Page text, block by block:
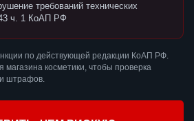
требований технических
ч. 1 КоАП РФ
по действующей редакции КоАП РФ.
магазина косметики, чтобы проверка
штрафов.